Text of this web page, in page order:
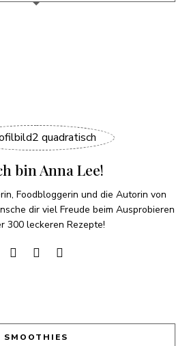
bin Anna Lee!
Foodbloggerin und die Autorin von
dir viel Freude beim Ausprobieren
300 leckeren Rezepte!
SMOOTHIES